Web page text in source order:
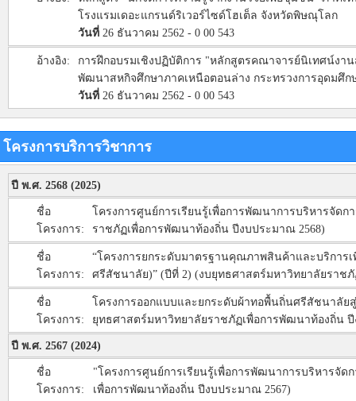
โรงแรมเดอะแกรนด์ริเวอร์ไซด์โฮเต็ล จังหวัดพิษณุโลก
วันที่ 26 ธันวาคม 2562 - 0 00 543
อ้างอิง:
การฝึกอบรมเชิงปฏิบัติการ "หลักสูตรคณาจารย์นิเทศน์งา
พัฒนาสหกิจศึกษาภาคเหนือตอนล่าง กระทรวงการอุดมศึ
วันที่ 26 ธันวาคม 2562 - 0 00 543
โครงการบริการวิชาการ
ปี พ.ศ. 2568 (2025)
ชื่อ
โครงการ:
โครงการศูนย์การเรียนรู้เพื่อการพัฒนาการบริหารจัด
ราชภัฏเพื่อการพัฒนาท้องถิ่น ปีงบประมาณ 2568)
ชื่อ
โครงการ:
“โครงการยกระดับมาตรฐานคุณภาพสินค้าและบริการ
ศรีสัชนาลัย)” (ปีที่ 2) (งบยุทธศาสตร์มหาวิทยาลัยราช
ชื่อ
โครงการ:
โครงการออกแบบและยกระดับผ้าทอพื้นถิ่นศรีสัชนาลั
ยุทธศาสตร์มหาวิทยาลัยราชภัฏเพื่อการพัฒนาท้องถิ่น ปี
ปี พ.ศ. 2567 (2024)
ชื่อ
โครงการ:
"โครงการศูนย์การเรียนรู้เพื่อการพัฒนาการบริหารจั
เพื่อการพัฒนาท้องถิ่น ปีงบประมาณ 2567)